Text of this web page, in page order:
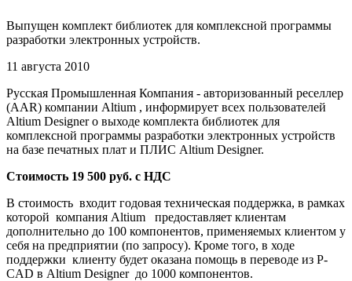
Выпущен комплект библиотек для комплексной программы
разработки электронных устройств.
11 августа 2010
Русская Промышленная Компания - авторизованный реселлер
(AAR) компании Altium , информирует всех пользователей
Altium Designer о выходе комплекта библиотек для
комплексной программы разработки электронных устройств
на базе печатных плат и ПЛИС Altium Designer.
Стоимость 19 500 руб. с НДС
В стоимость входит годовая техническая поддержка, в рамках
которой компания Altium предоставляет клиентам
дополнительно до 100 компонентов, применяемых клиентом у
себя на предприятии (по запросу). Кроме того, в ходе
поддержки клиенту будет оказана помощь в переводе из P-
CAD в Altium Designer до 1000 компонентов.